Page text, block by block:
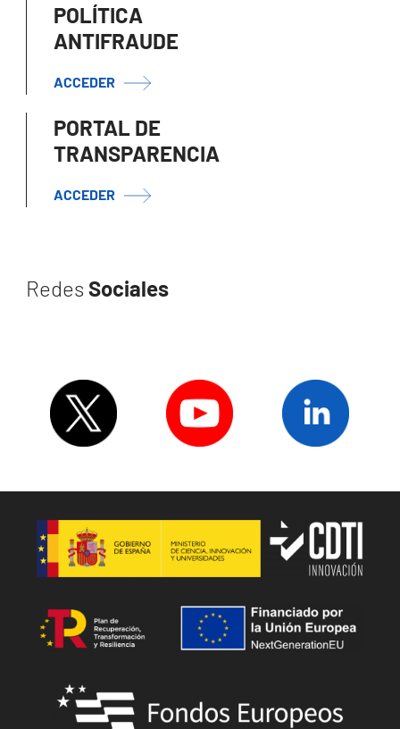
POLÍTICA
ANTIFRAUDE
ACCEDER
PORTAL DE
TRANSPARENCIA
ACCEDER
Redes Sociales
Image
Image